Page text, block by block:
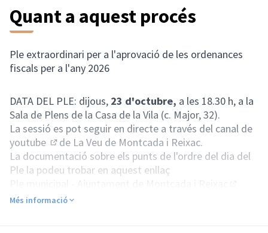
Quant a aquest procés
Ple extraordinari per a l'aprovació de les ordenances
fiscals per a l'any 2026
DATA DEL PLE: dijous, 23 d'octubre, a les 18.30 h, a la
Sala de Plens de la Casa de la Vila (c. Major, 32).
La sessió es pot seguir en directe a través del canal de
youtube
(Enllaç extern)
de La Veu de Montcada i Reixac.
La documentació sobre els punts de l'ordre del dia del
Ple la podeu trobar en aquest enllaç
Més informació